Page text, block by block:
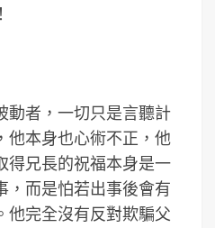
動者，一切只是言聽計
他本身也心術不正，他
得兄長的祝福本身是一
，而是怕若出事後會有
他完全沒有反對欺騙父